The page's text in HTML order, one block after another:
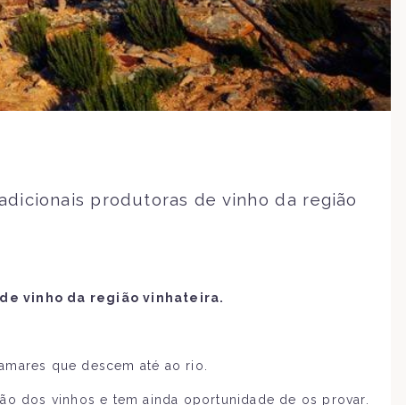
produtoras de vinho da região
vinho da região vinhateira.
que descem até ao rio.
dos vinhos e tem ainda oportunidade de os provar.